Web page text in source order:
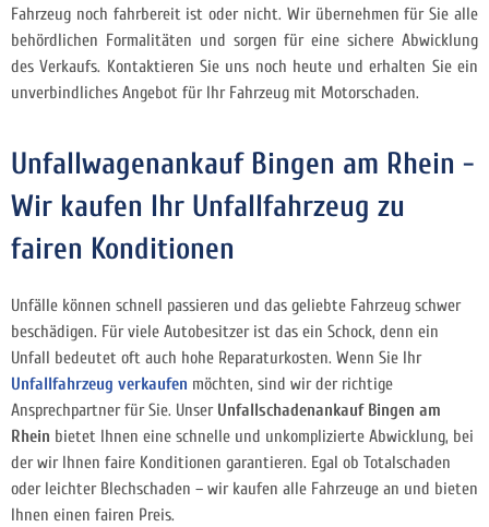
Fahrzeug noch fahrbereit ist oder nicht. Wir übernehmen für Sie alle
behördlichen Formalitäten und sorgen für eine sichere Abwicklung
des Verkaufs. Kontaktieren Sie uns noch heute und erhalten Sie ein
unverbindliches Angebot für Ihr Fahrzeug mit Motorschaden.
Unfallwagenankauf Bingen am Rhein -
Wir kaufen Ihr Unfallfahrzeug zu
fairen Konditionen
Unfälle können schnell passieren und das geliebte Fahrzeug schwer
beschädigen. Für viele Autobesitzer ist das ein Schock, denn ein
Unfall bedeutet oft auch hohe Reparaturkosten. Wenn Sie Ihr
Unfallfahrzeug verkaufen möchten, sind wir der richtige
Ansprechpartner für Sie. Unser Unfallschadenankauf Bingen am
Rhein bietet Ihnen eine schnelle und unkomplizierte Abwicklung, bei
der wir Ihnen faire Konditionen garantieren. Egal ob Totalschaden
oder leichter Blechschaden – wir kaufen alle Fahrzeuge an und bieten
Ihnen einen fairen Preis.